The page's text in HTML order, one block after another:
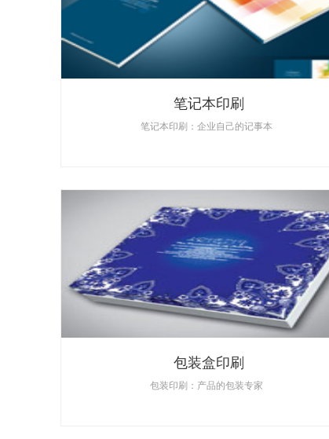
笔记本印刷
笔记本印刷：企业自己的记事本
包装盒印刷
包装印刷：产品的包装专家